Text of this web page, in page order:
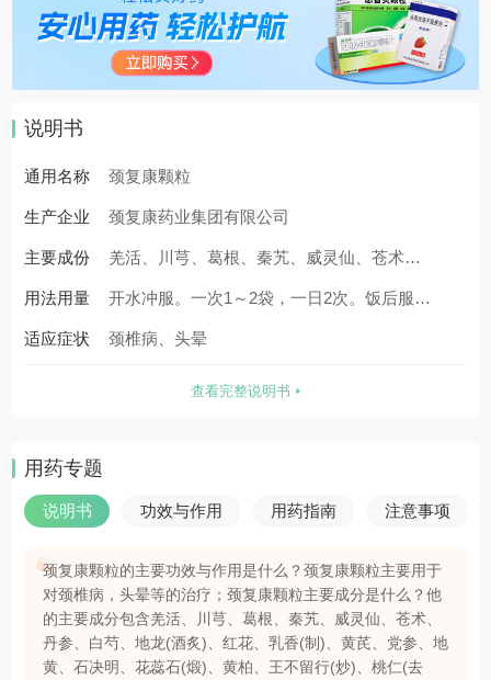
说明书
通用名称 颈复康颗粒
生产企业 颈复康药业集团有限公司
主要成份 羌活、川芎、葛根、秦艽、威灵仙、苍术、
丹参、白芍、地龙(酒炙)、红花、乳香(制)、
黄芪、党参、地黄、石决明、花蕊石(煅)、黄
用法用量 开水冲服。一次1～2袋，一日2次。饭后服
用。
适应症状 颈椎病、头晕
查看完整说明书
用药专题
说明书 功效与作用 用药指南 注意事项
颈复康颗粒的主要功效与作用是什么？颈复康颗粒主要用于
对颈椎病，头晕等的治疗；颈复康颗粒主要成分是什么？他
的主要成分包含羌活、川芎、葛根、秦艽、威灵仙、苍术、
丹参、白芍、地龙(酒炙)、红花、乳香(制)、黄芪、党参、地
黄、石决明、花蕊石(煅)、黄柏、王不留行(炒)、桃仁(去